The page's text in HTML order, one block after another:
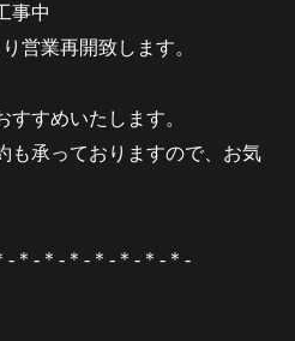
事中
営業再開致します。
すめいたします。
も承っておりますので、お気
-＊-＊-＊-＊-＊-＊-＊-